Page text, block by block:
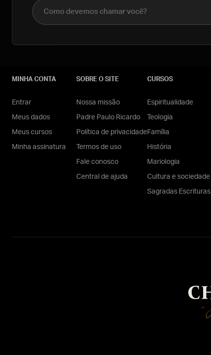
Nome completo
MINHA CONTA
Entrar
Meus dados
Meus cursos
Minha assinatura
SOBRE O SITE
Nossa missão
Padre Paulo Ricardo
Política de privacidade
Termos de uso
Fale conosco
Central de ajuda
CURSOS
Espiritualidade
Teologia
Família
História
Mariologia
Cultura e sociedade
Sagradas Escrituras